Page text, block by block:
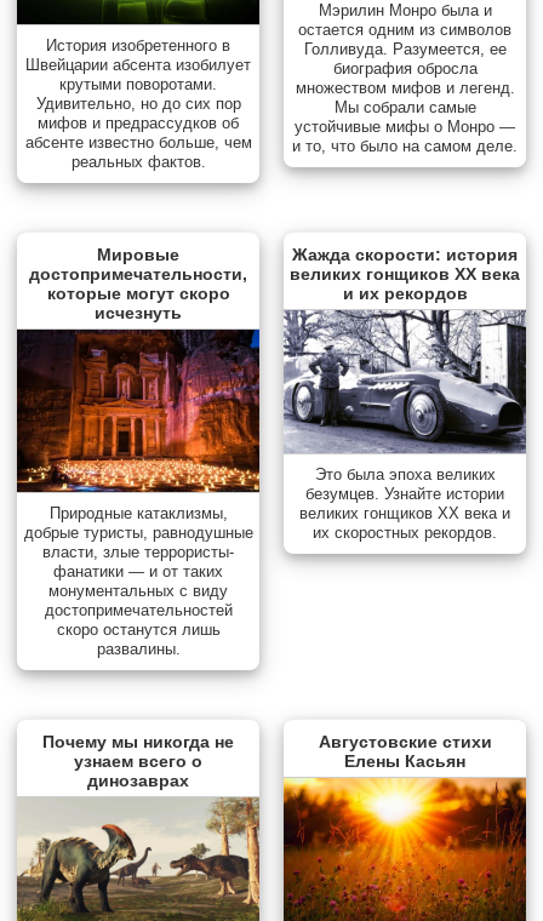
История изобретенного в
Швейцарии абсента изобилует
крутыми поворотами.
Удивительно, но до сих пор
мифов и предрассудков об
абсенте известно больше, чем
реальных фактов.
Мэрилин Монро была и
остается одним из символов
Голливуда. Разумеется, ее
биография обросла
множеством мифов и легенд.
Мы собрали самые
устойчивые мифы о Монро —
и то, что было на самом деле.
Мировые
достопримечательности,
которые могут скоро
исчезнуть
Природные катаклизмы,
добрые туристы, равнодушные
власти, злые террористы-
фанатики — и от таких
монументальных с виду
достопримечательностей
скоро останутся лишь
развалины.
Жажда скорости: история
великих гонщиков XX века
и их рекордов
Это была эпоха великих
безумцев. Узнайте истории
великих гонщиков XX века и
их скоростных рекордов.
Почему мы никогда не
узнаем всего о
динозаврах
Августовские стихи
Елены Касьян